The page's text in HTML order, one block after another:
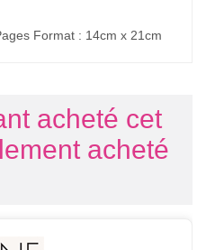
Format : 14cm x 21cm
acheté cet
acheté